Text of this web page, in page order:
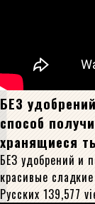
БЕЗ
способ
хранящиеся
БЕЗ удобрений и
красивые
Русских 139,577